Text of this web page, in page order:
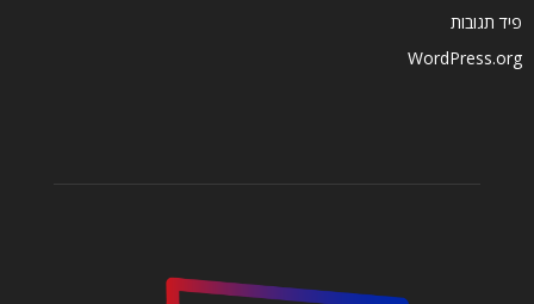
פיד תגובות
WordPress.org